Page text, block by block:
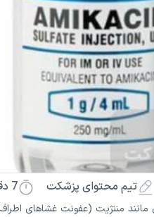
تیم محتوای پزشکت 7
مننژیت (عفونت غشاهای